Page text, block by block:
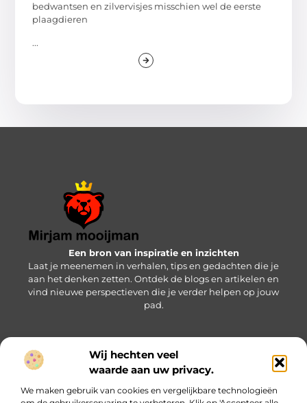
Wij hechten veel
waarde aan uw privacy.
We maken gebruik van cookies en vergelijkbare technologieën
bedwantsen en zilvervisjes misschien wel de eerste
plaagdieren
...
Een bron van inspiratie en inzichten
Laat je meenemen in verhalen, tips en gedachten die je
aan het denken zetten. Ontdek de blogs en artikelen en
vind nieuwe perspectieven die je verder helpen op jouw
pad.
Bericht categorie